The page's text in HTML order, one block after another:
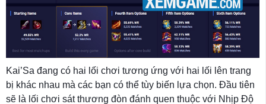
Kai’Sa đang có hai lối chơi tương ứng với hai lối lên trang
bị khác nhau mà các bạn có thể tùy biến lựa chọn. Đầu tiên
sẽ là lối chơi sát thương đòn đánh quen thuộc với Nhịp Độ